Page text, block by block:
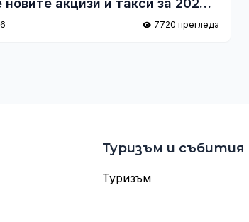
акцизи и такси за 2026
7720 прегледа
Туризъм и събития
Туризъм